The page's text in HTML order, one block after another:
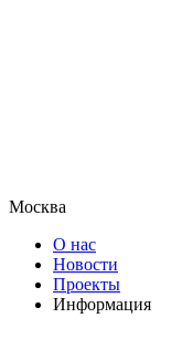
Москва
О нас
Новости
Проекты
Информация